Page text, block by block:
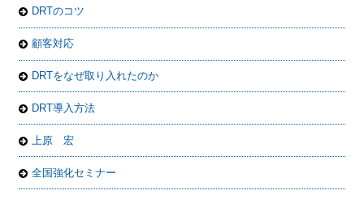
DRTのコツ
顧客対応
DRTをなぜ取り入れたのか
DRT導入方法
上原 宏
全国強化セミナー